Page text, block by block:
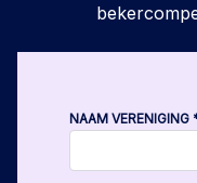
NAAM VERENIGING